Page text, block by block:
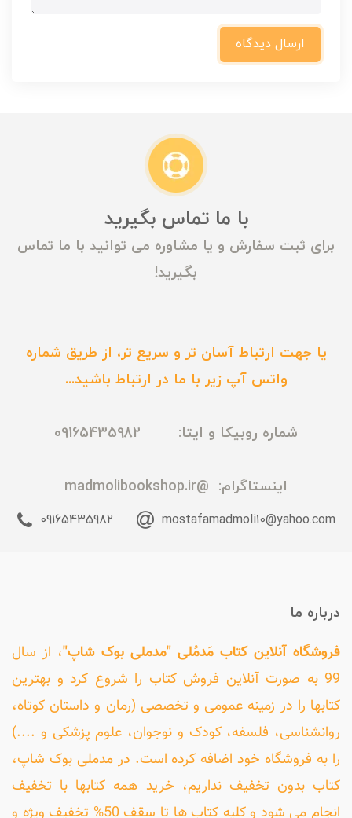
ارسال دیدگاه
با ما تماس بگیرید
برای ثبت سفارش و یا مشاوره می توانید با ما تماس
بگیرید!
یا جهت ارتباط آسان تر و سریع تر، از طریق شماره
واتس آپ زیر با ما در ارتباط باشید...
شماره روبیکا و ایتا: 09165435982
اینستاگرام: @madmolibookshop.ir
mostafamadmoli10@yahoo.com
09165435982
درباره ما
فروشگاه آنلاین کتاب مَدمُلی "مدملی بوک شاپ"، از سال
99 به صورت آنلاین فروش کتاب را شروع کرد و بهترین
کتابها را در زمینه عمومی و تخصصی (رمان و داستان کوتاه،
روانشناسی، فلسفه، کودک و نوجوان، علوم پزشکی و ....)
را به فروشگاه خود اضافه کرده است. در مدملی بوک شاپ،
کتاب بدون تخفیف نداریم، خرید همه کتابها با تخفیف
انجام می شود و کلیه کتاب ها تا سقف 50% تخفیف ویژه و